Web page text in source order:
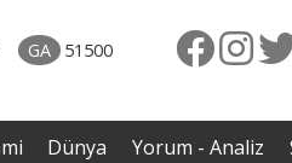
GA 51500
• Gannuşi'nin serbest
Dünya Yorum - Analiz